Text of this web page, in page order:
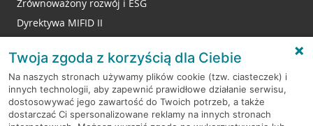
Zrównoważony rozwój i ESG
Dyrektywa MIFID II
RODO
Regulamin serwisu
Twoja zgoda z korzyścią dla Ciebie
Na naszych stronach używamy plików cookie (tzw. ciasteczek) i
innych technologii, aby zapewnić prawidłowe działanie serwisu,
dostosowywać jego zawartość do Twoich potrzeb, a także
dostarczać Ci spersonalizowane reklamy na innych stronach